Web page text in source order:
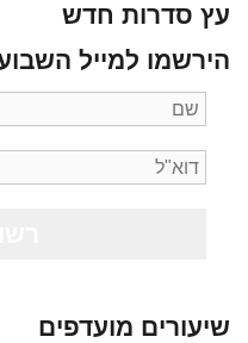
עץ סדרות חדש
הירשמו למייל
שיעורים מועדפים